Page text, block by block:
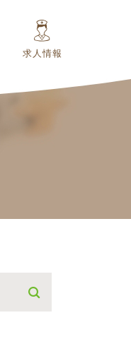
求人情報